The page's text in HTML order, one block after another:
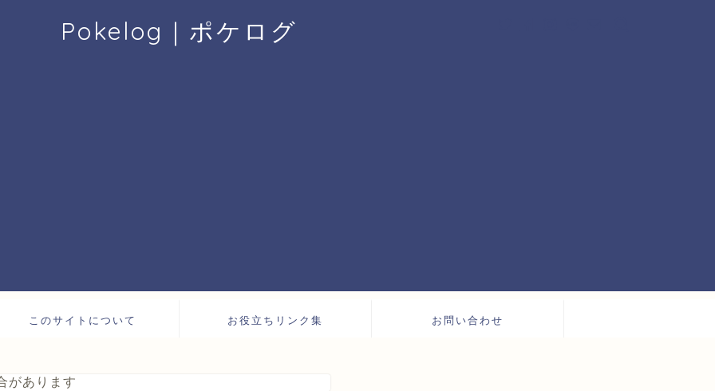
Pokelog｜ポケログ
このサイトについて お役立ちリンク集 お問い合わせ
があります